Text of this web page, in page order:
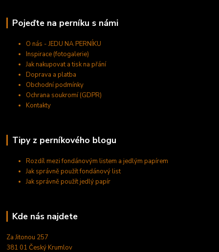
Pojeďte na perníku s námi
O nás - JEDU NA PERNÍKU
Inspirace (fotogalerie)
Jak nakupovat a tisk na přání
Doprava a platba
Obchodní podmínky
Ochrana soukromí (GDPR)
Kontakty
Tipy z perníkového blogu
Rozdíl mezi fondánovým listem a jedlým papírem
Jak správně použít fondánový list
Jak správně použít jedlý papír
Kde nás najdete
Za Jitonou 257
381 01 Český Krumlov